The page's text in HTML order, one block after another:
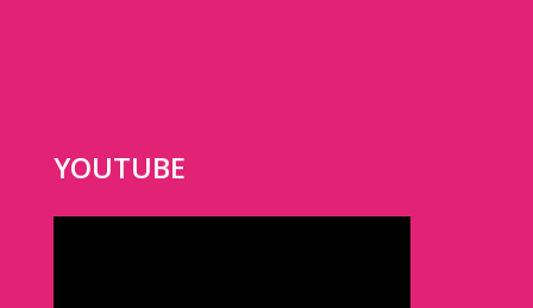
YOUTUBE